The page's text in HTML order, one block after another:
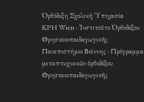
Ὀρθόδοξη Σχολικὴ Ὑπηρεσία
KPH Wien - Ἰνστιτοῦτο Ὀρθοδόξου
Θρησκειοπαιδαγωγικῆς
Πανεπιστήμιο Βιέννης - Πρόγραμμα
μεταπτυχιακῶν ὀρθοδόξου
Θρησκειοπαιδαγωγικῆς